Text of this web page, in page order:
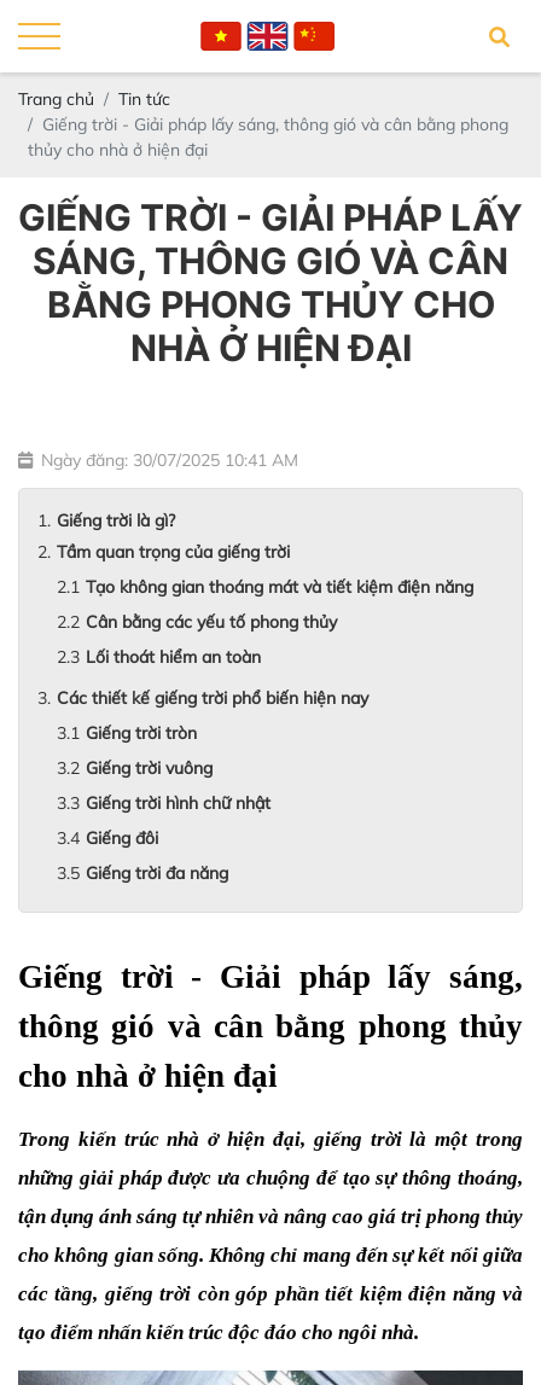
Trang chủ
Tin tức
Giếng trời - Giải pháp lấy sáng, thông gió và cân bằng phong
thủy cho nhà ở hiện đại
GIẾNG TRỜI - GIẢI PHÁP LẤY
SÁNG, THÔNG GIÓ VÀ CÂN
BẰNG PHONG THỦY CHO
NHÀ Ở HIỆN ĐẠI
Ngày đăng: 30/07/2025 10:41 AM
Giếng trời là gì?
Tầm quan trọng của giếng trời
Tạo không gian thoáng mát và tiết kiệm điện năng
Cân bằng các yếu tố phong thủy
Lối thoát hiểm an toàn
Các thiết kế giếng trời phổ biến hiện nay
Giếng trời tròn
Giếng trời vuông
Giếng trời hình chữ nhật
Giếng đôi
Giếng trời đa năng
Giếng trời - Giải pháp lấy sáng,
thông gió và cân bằng phong thủy
cho nhà ở hiện đại
Trong kiến trúc nhà ở hiện đại, giếng trời là một trong
những giải pháp được ưa chuộng để tạo sự thông thoáng,
tận dụng ánh sáng tự nhiên và nâng cao giá trị phong thủy
cho không gian sống. Không chỉ mang đến sự kết nối giữa
các tầng, giếng trời còn góp phần tiết kiệm điện năng và
tạo điểm nhấn kiến trúc độc đáo cho ngôi nhà.